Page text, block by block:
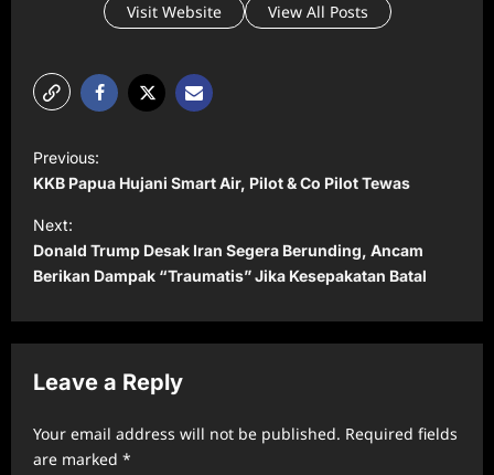
Visit Website View All Posts
P
o
s
t
n
a
v
i
a
Previous:
KKB Papua Hujani Smart Air, Pilot & Co Pilot Tewas
Next:
Donald Trump Desak Iran Segera Berunding, Ancam
Berikan Dampak “Traumatis” Jika Kesepakatan Batal
Leave a Reply
Your email address will not be published. Required fields
are marked *